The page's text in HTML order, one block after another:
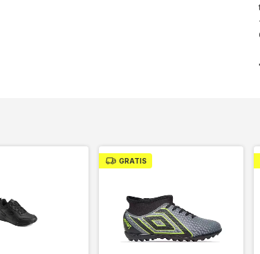
GRATIS